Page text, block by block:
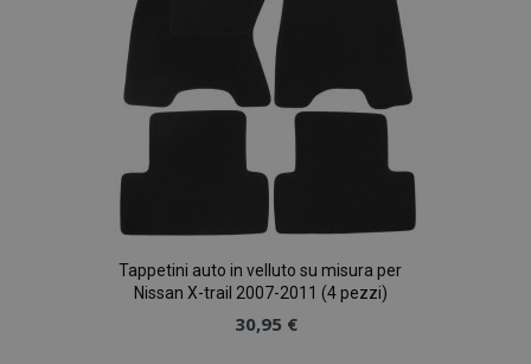
Tappetini auto in velluto su misura per
Nissan X-trail 2007-2011 (4 pezzi)
30,95 €